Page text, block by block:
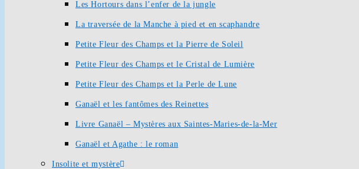
Les Hortours dans l’enfer de la jungle
La traversée de la Manche à pied et en scaphandre
Petite Fleur des Champs et la Pierre de Soleil
Petite Fleur des Champs et le Cristal de Lumière
Petite Fleur des Champs et la Perle de Lune
Ganaël et les fantômes des Reinettes
Livre Ganaël – Mystères aux Saintes-Maries-de-la-Mer
Ganaël et Agathe : le roman
Insolite et mystère